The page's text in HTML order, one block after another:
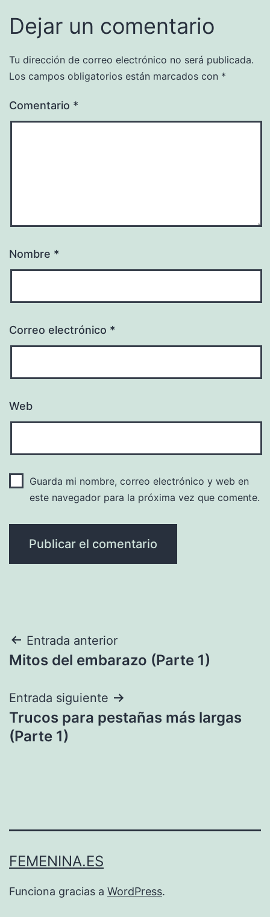
Dejar un comentario
Tu dirección de correo electrónico no será publicada.
Los campos obligatorios están marcados con *
Comentario *
Nombre *
Correo electrónico *
Web
Guarda mi nombre, correo electrónico y web en
este navegador para la próxima vez que comente.
Navegación
de
entradas
Entrada anterior
Mitos del embarazo (Parte 1)
Entrada siguiente
Trucos para pestañas más largas
(Parte 1)
FEMENINA.ES
Funciona gracias a WordPress.